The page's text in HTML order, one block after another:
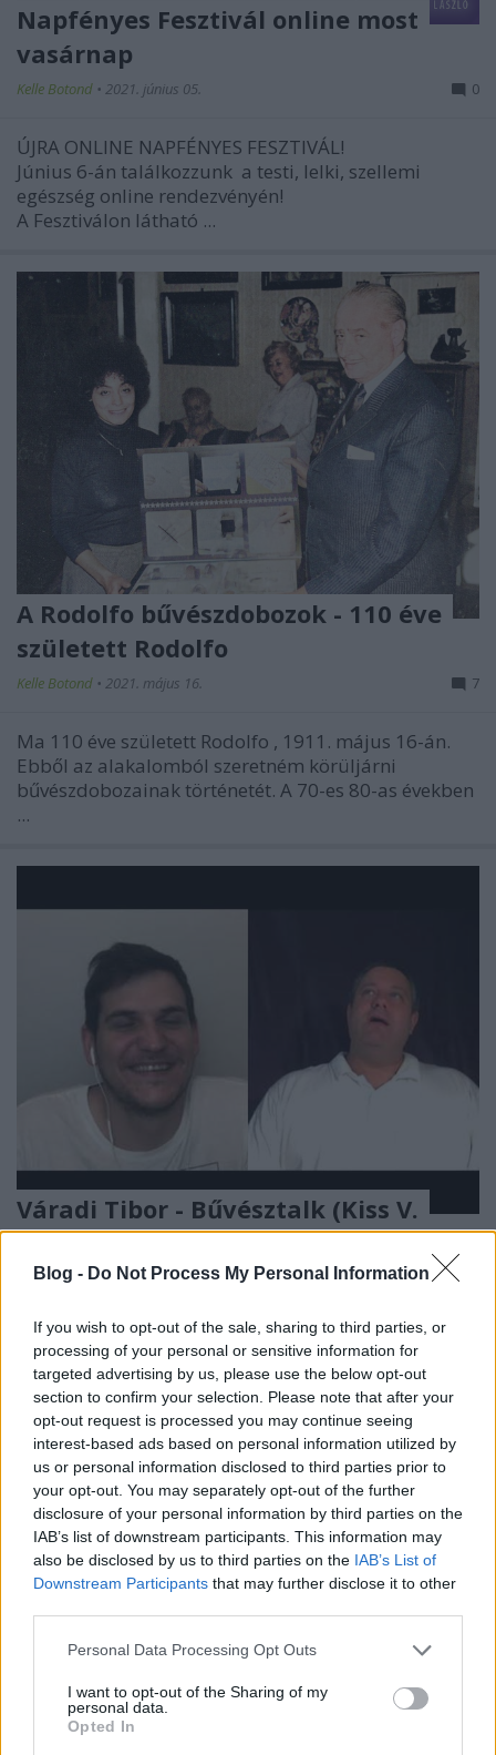
Blog - Do Not Process My Personal Information
If you wish to opt-out of the sale, sharing to third parties, or
processing of your personal or sensitive information for
targeted advertising by us, please use the below opt-out
section to confirm your selection. Please note that after your
opt-out request is processed you may continue seeing
interest-based ads based on personal information utilized by
us or personal information disclosed to third parties prior to
your opt-out. You may separately opt-out of the further
disclosure of your personal information by third parties on the
IAB’s list of downstream participants. This information may
also be disclosed by us to third parties on the IAB’s List of
Downstream Participants that may further disclose it to other
Please note that this website/app uses one or more Google
not limited to your visit or usage behaviour. You may click to
grant or deny consent to Google and its third-party tags to
use your data for below specified purposes in below Google
Personal Data Processing Opt Outs
I want to opt-out of the Sharing of my
personal data.
Opted In
Napfényes Fesztivál online most
vasárnap
Kelle Botond • 2021. június 05. 0
ÚJRA ONLINE NAPFÉNYES FESZTIVÁL!
Június 6-án találkozzunk a testi, lelki, szellemi
egészség online rendezvényén!
A Fesztiválon látható ...
A Rodolfo bűvészdobozok - 110 éve
született Rodolfo
Kelle Botond • 2021. május 16. 7
Ma 110 éve született Rodolfo , 1911. május 16-án.
Ebből az alakalomból szeretném körüljárni
bűvészdobozainak történetét. A 70-es 80-as években
...
Váradi Tibor - Bűvésztalk (Kiss V.
Balázs beszélgetés sorozata)
Kelle Botond•2021. május 06.
Kiss V. Balázs beszélgetés sorozatának ötödik
vendége Váradi Tibor volt. A szokásoktól eltérően
most elsősorban nem az interjúalany élete, ...